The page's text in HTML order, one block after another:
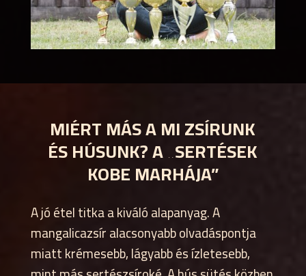
MIÉRT MÁS A MI ZSÍRUNK
ÉS HÚSUNK? A „SERTÉSEK
KOBE MARHÁJA”
A jó étel titka a kiváló alapanyag. A
mangalicazsír alacsonyabb olvadáspontja
miatt krémesebb, lágyabb és ízletesebb,